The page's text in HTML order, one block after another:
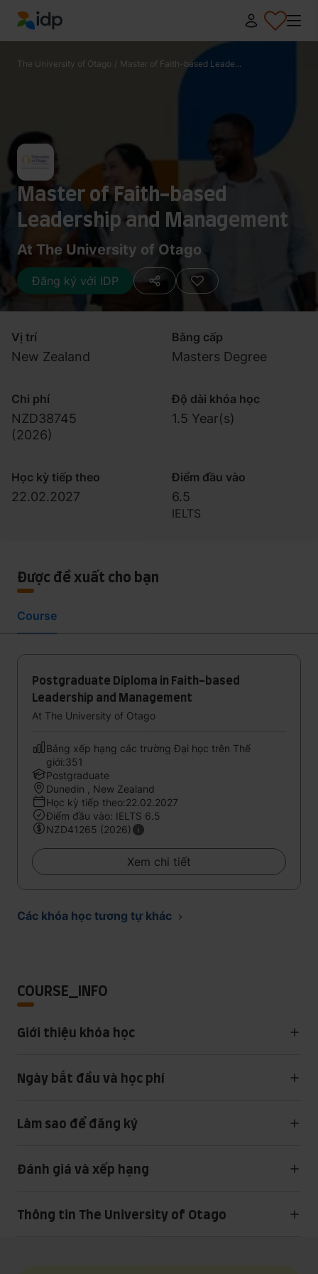
IDP Education
The University of Otago / Master of Faith-based Leade...
Master of Faith-based
Leadership and Management
At The University of Otago
Đăng ký với IDP
Vị trí
New Zealand
Bằng cấp
Masters Degree
Chi phí
NZD38745
(2026)
Độ dài khóa học
1.5 Year(s)
Học kỳ tiếp theo
22.02.2027
Điểm đầu vào
6.5
IELTS
Được đề xuất cho bạn
Course
Postgraduate Diploma in Faith-based
Leadership and Management
At The University of Otago
Bảng xếp hạng các trường Đại học trên Thế
giới:351
Postgraduate
Dunedin , New Zealand
Học kỳ tiếp theo:22.02.2027
Điểm đầu vào: IELTS 6.5
NZD41265 (2026)
Xem chi tiết
Các khóa học tương tự khác
COURSE_INFO
Giới thiệu khóa học
Ngày bắt đầu và học phí
Làm sao để đăng ký
Đánh giá và xếp hạng
Thông tin The University of Otago